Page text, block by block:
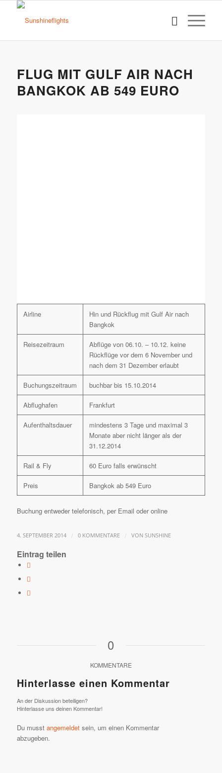
FLUG MIT GULF AIR NACH
BANGKOK AB 549 EURO
Airline
Hin und Rückflug mit Gulf Air nach
Bangkok
Reisezeitraum
Abflüge von 06.10. – 10.12. keine
Rückflüge vor dem 6 November und
nach dem 31 Dezember erlaubt
Buchungszeitraum buchbar bis 15.10.2014
Abflughafen Frankfurt
Aufenthaltsdauer
mindestens 3 Tage und maximal 3
Monate aber nicht länger als der
31.12.2014
Rail & Fly 60 Euro falls erwünscht
Preis Bangkok ab 549 Euro
Buchung entweder telefonisch, per Email oder online
4. SEPTEMBER 2014 / 0 KOMMENTARE / VON SUNSHINE
Eintrag teilen
0
KOMMENTARE
Hinterlasse einen Kommentar
An der Diskussion beteiligen?
Hinterlasse uns deinen Kommentar!
Du musst angemeldetsein, um einen Kommentar
abzugeben.